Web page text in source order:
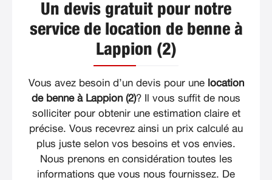
Un devis gratuit pour notre
service de location de benne à
Lappion (2)
Vous avez besoin d’un devis pour une location
de benne à Lappion (2)? Il vous suffit de nous
solliciter pour obtenir une estimation claire et
précise. Vous recevrez ainsi un prix calculé au
plus juste selon vos besoins et vos envies.
Nous prenons en considération toutes les
informations que vous nous fournissez. De